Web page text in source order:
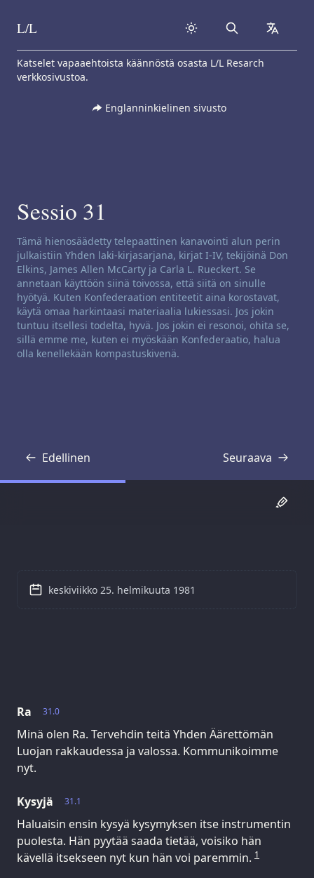
Skip to content
L/L Search
Katselet vapaaehtoista käännöstä osasta L/L Resarch
verkkosivustoa.
Englanninkielinen sivusto
Sessio 31
Kanavoinnin vastuuvapausilmoitus:
Tämä hienosäädetty telepaattinen kanavointi alun perin
julkaistiin Yhden laki-kirjasarjana, kirjat I-IV, tekijöinä Don
Elkins, James Allen McCarty ja Carla L. Rueckert. Se
annetaan käyttöön siinä toivossa, että siitä on sinulle
hyötyä. Kuten Konfederaation entiteetit aina korostavat,
käytä omaa harkintaasi materiaalia lukiessasi. Jos jokin
tuntuu itsellesi todelta, hyvä. Jos jokin ei resonoi, ohita se,
sillä emme me, kuten ei myöskään Konfederaatio, halua
olla kenellekään kompastuskivenä.
Edellinen
Transkriptio Seuraava
Transkriptio
31.0
Ra
Minä olen Ra. Tervehdin teitä Yhden Äärettömän
Luojan rakkaudessa ja valossa. Kommunikoimme
nyt.
31.1
Kysyjä
Haluaisin ensin kysyä kysymyksen itse instrumentin
puolesta. Hän pyytää saada tietää, voisiko hän
kävellä itsekseen nyt kun hän voi paremmin. 1
keskiviikko 25. helmikuuta 1981